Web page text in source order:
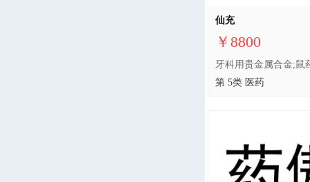
仙充
￥8800
第 5类 医药